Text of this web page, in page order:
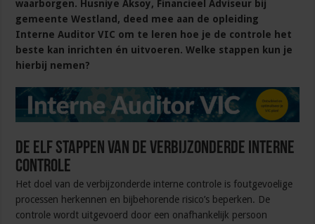
waarborgen. Husniye Aksoy, Financieel Adviseur bij
gemeente Westland, deed mee aan de opleiding
Interne Auditor VIC om te leren hoe je de controle het
beste kan inrichten én uitvoeren. Welke stappen kun je
hierbij nemen?
De elf stappen van de verbijzonderde interne
controle
Het doel van de verbijzonderde interne controle is foutgevoelige
processen herkennen en bijbehorende risico’s beperken. De
controle wordt uitgevoerd door een onafhankelijk persoon